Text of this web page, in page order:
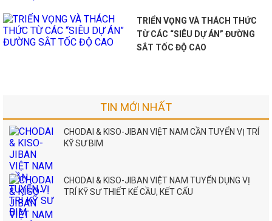
TRIỂN VỌNG VÀ THÁCH THỨC
TỪ CÁC “SIÊU DỰ ÁN” ĐƯỜNG
SẮT TỐC ĐỘ CAO
TIN MỚI NHẤT
CHODAI & KISO-JIBAN VIỆT NAM CẦN TUYỂN VỊ TRÍ
KỸ SƯ BIM
CHODAI & KISO-JIBAN VIỆT NAM TUYỂN DỤNG VỊ
TRÍ KỸ SƯ THIẾT KẾ CẦU, KẾT CẤU